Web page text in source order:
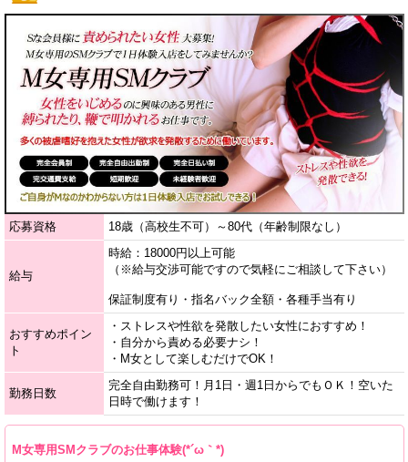
応募資格 18歳（高校生不可）～80代（年齢制限なし）
給与
時給：18000円以上可能
（※給与交渉可能ですので気軽にご相談して下さい）
保証制度有り・指名バック全額・各種手当有り
おすすめポイン
ト
・ストレスや性欲を発散したい女性におすすめ！
・自分から責める必要ナシ！
・M女として楽しむだけでOK！
勤務日数
完全自由勤務可！月1日・週1日からでもＯＫ！空いた
日時で働けます！
M女専用SMクラブのお仕事体験(*´ω｀*)